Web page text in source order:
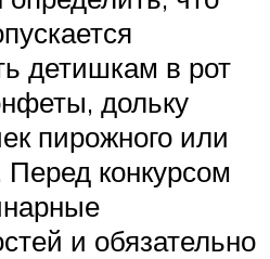
детишкам в рот
дольку
пирожного или
Перед конкурсом
и обязательно